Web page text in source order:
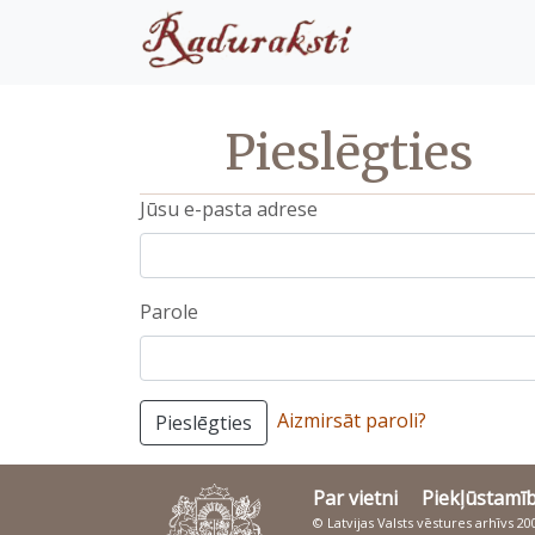
Pieslēgties
Jūsu e-pasta adrese
Parole
Pieslēgties Aizmirsāt paroli?
Par vietni
© Latvijas Valsts vēstures arhīvs